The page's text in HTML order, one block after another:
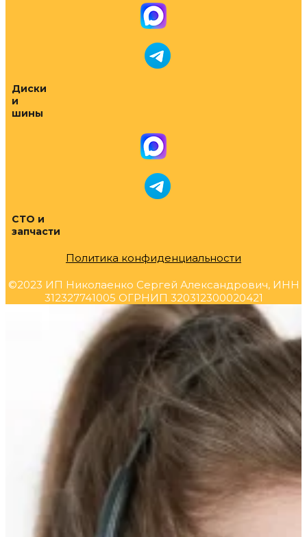
Диски
и
шины
СТО и
запчасти
Политика конфиденциальности
©2023 ИП Николаенко Сергей Александрович, ИНН
312327741005 ОГРНИП 320312300020421